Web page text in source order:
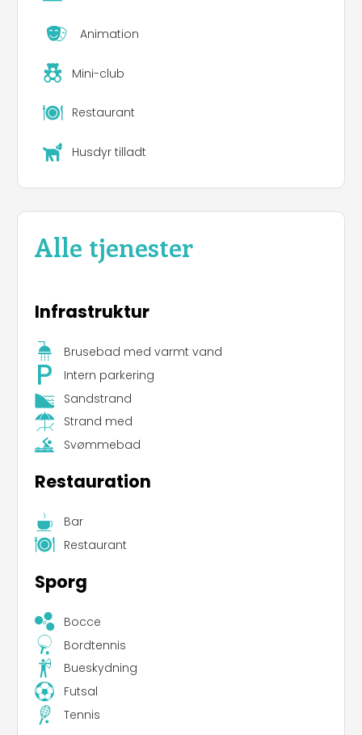
indbydende miljø.
Animation
Mini-club
Restaurant
Husdyr tilladt
Alle tjenester
Infrastruktur
Brusebad med varmt vand
Intern parkering
Sandstrand
Strand med
Svømmebad
Restauration
Bar
Restaurant
Sporg
Bocce
Bordtennis
Bueskydning
Futsal
Tennis